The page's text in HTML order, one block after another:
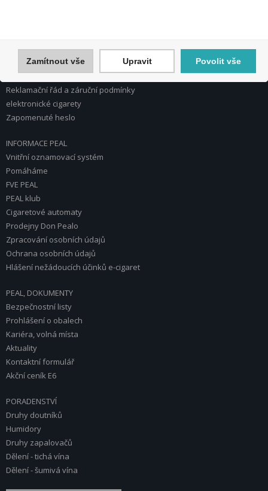
Nápověda k registraci a nákupu
Obchodní podmínky
Reklamace
Reklamační řád a záruční podmínky
elektronické cigarety
Zapomenuté heslo
INFORMACE PEAL
Vnitřní oznamovací systém
Pomáháme
FVE PEAL
PEAL klub
Cigaretové automaty
Prodejny Don Pealo
Zpracování osobních údajů
Ochrana osobních údajů
Hlášení nežádoucích účinků e-cigaret
PEAL, DOKUMENTY
Bezpečnostní listy
Prohlášení o obalech
Kariéra, volná místa
Aktuality
Kontaktní formulář
Akční ceník E6
PORADENSTVÍ
Druhy doutníků
Humidory
Druhy zapalovačů
Dělení - tichá vína
Dělení - šumivá vína
Zamítnout vše Upravit Povolit vše